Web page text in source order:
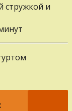
стружкой и